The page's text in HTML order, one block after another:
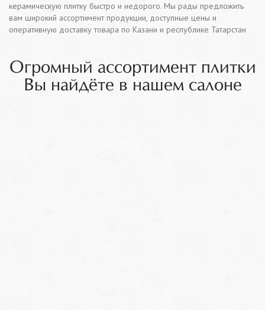
керамическую плитку быстро и недорого. Мы рады предложить
вам широкий ассортимент продукции, доступные цены и
оперативную доставку товара по Казани и республике Татарстан
Огромный ассортимент плитки
Вы найдёте в нашем салоне